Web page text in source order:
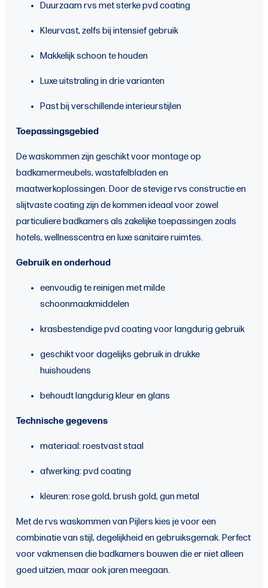
Duurzaam rvs met sterke pvd coating
Kleurvast, zelfs bij intensief gebruik
Makkelijk schoon te houden
Luxe uitstraling in drie varianten
Past bij verschillende interieurstijlen
Toepassingsgebied
De waskommen zijn geschikt voor montage op
badkamermeubels, wastafelbladen en
maatwerkoplossingen. Door de stevige rvs constructie en
slijtvaste coating zijn de kommen ideaal voor zowel
particuliere badkamers als zakelijke toepassingen zoals
hotels, wellnesscentra en luxe sanitaire ruimtes.
Gebruik en onderhoud
eenvoudig te reinigen met milde
schoonmaakmiddelen
krasbestendige pvd coating voor langdurig gebruik
geschikt voor dagelijks gebruik in drukke
huishoudens
behoudt langdurig kleur en glans
Technische gegevens
materiaal: roestvast staal
afwerking: pvd coating
kleuren: rose gold, brush gold, gun metal
Met de rvs waskommen van Pijlers kies je voor een
combinatie van stijl, degelijkheid en gebruiksgemak. Perfect
voor vakmensen die badkamers bouwen die er niet alleen
goed uitzien, maar ook jaren meegaan.